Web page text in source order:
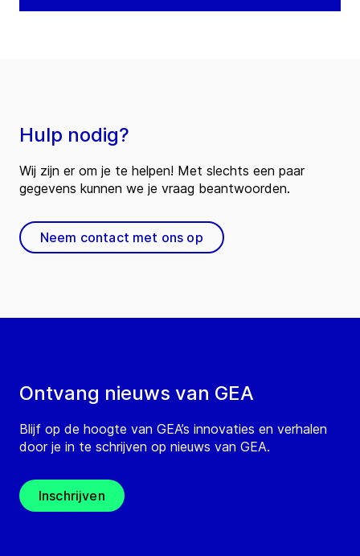
Ontvang nieuws van GEA
Blijf op de hoogte van GEA’s innovaties en verhalen
door je in te schrijven op nieuws van GEA.
Inschrijven
Hulp nodig?
Wij zijn er om je te helpen! Met slechts een paar
gegevens kunnen we je vraag beantwoorden.
Neem contact met ons op